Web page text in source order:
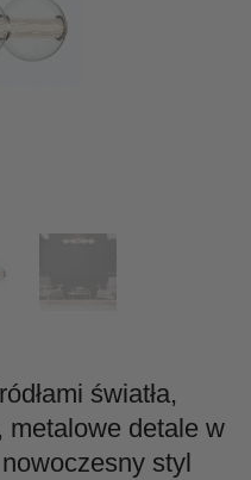
światła,
metalowe detale w
styl